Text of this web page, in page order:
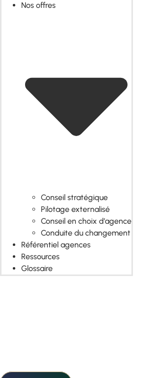
Nos offres
Conseil stratégique
Pilotage externalisé
Conseil en choix d’agence
Conduite du changement
Référentiel agences
Ressources
Glossaire